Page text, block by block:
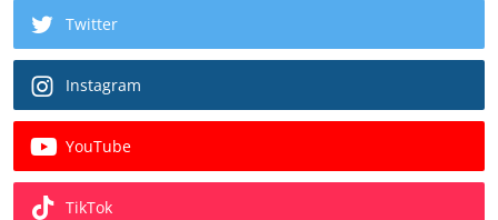
Twitter
Instagram
YouTube
TikTok